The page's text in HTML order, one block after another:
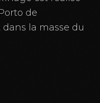
de
la masse du